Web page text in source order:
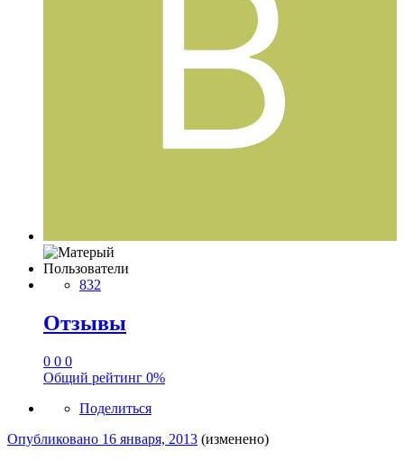
Пользователи
832
Отзывы
0 0 0
Общий рейтинг 0%
Поделиться
Опубликовано 16 января, 2013 (изменено)